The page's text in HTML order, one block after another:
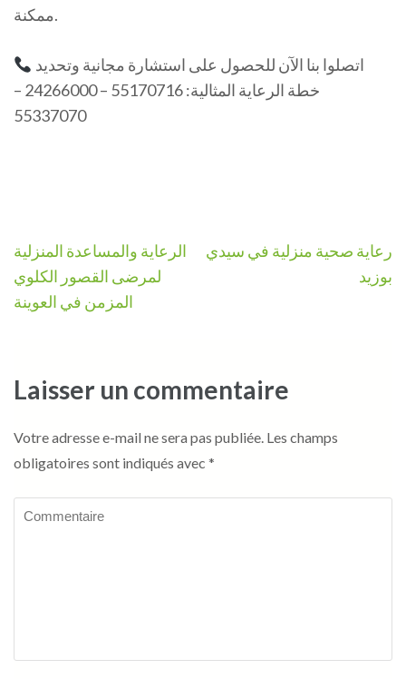
ممكنة.
خطة الرعاية المثالية: 55170716 – 24266000 –
55337070
Navigation
de
l’article
الرعاية والمساعدة المنزلية
لمرضى القصور الكلوي
المزمن في العوينة
رعاية صحية منزلية في سيدي
بوزيد
Laisser un commentaire
Votre adresse e-mail ne sera pas publiée. Les champs
obligatoires sont indiqués avec *
Commentaire